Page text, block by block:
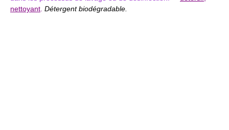
nettoyant Détergent biodégradable.